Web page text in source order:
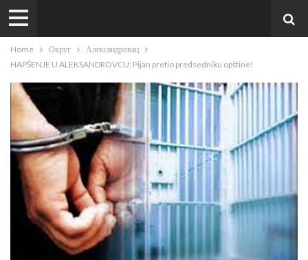
Home Округ
Александровац
HAPŠENJE U ALEKSANDROVCU: Pijan pretio predsedniku opštine!